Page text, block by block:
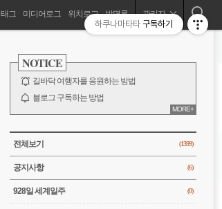
태그 미디어로그 위치로그 방명록 관리자
NOTICE
길바닥 여행자를 응원하는 방법
블로그 구독하는 방법
바람처럼은 누구?
전체 보기
MORE+
CATEGORY
전체보기 (1399)
공지사항 (6)
928일 세계일주 (0)
하쿠나마타타 구독하기